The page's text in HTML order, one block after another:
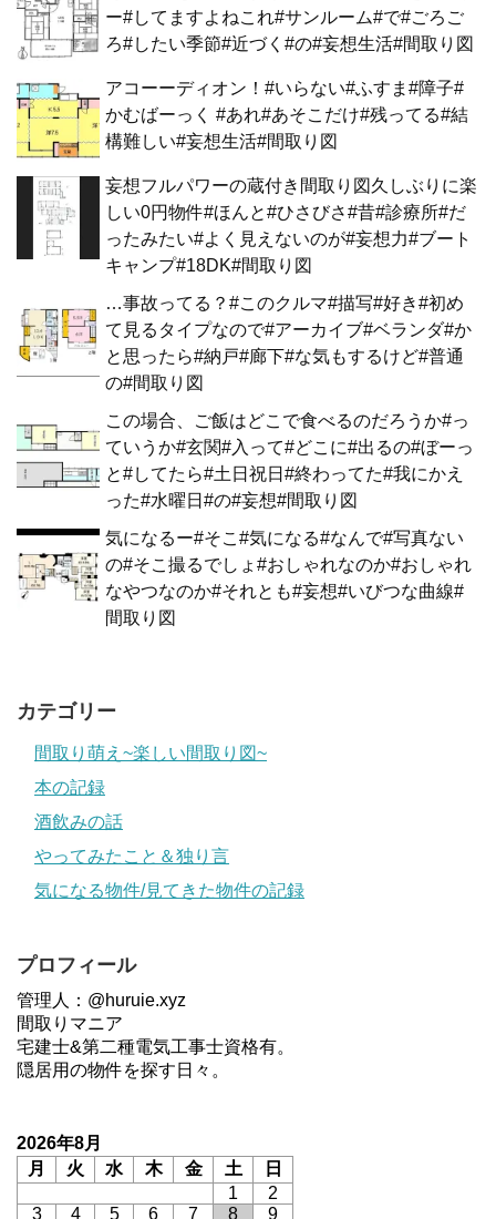
ー#してますよねこれ#サンルーム#で#ごろご
ろ#したい季節#近づく#の#妄想生活#間取り図
アコーーディオン！#いらない#ふすま#障子#
かむばーっく #あれ#あそこだけ#残ってる#結
構難しい#妄想生活#間取り図
妄想フルパワーの蔵付き間取り図久しぶりに楽
しい0円物件#ほんと#ひさびさ#昔#診療所#だ
ったみたい#よく見えないのが#妄想力#ブート
キャンプ#18DK#間取り図
…事故ってる？#このクルマ#描写#好き#初め
て見るタイプなので#アーカイブ#ベランダ#か
と思ったら#納戸#廊下#な気もするけど#普通
の#間取り図
この場合、ご飯はどこで食べるのだろうか#っ
ていうか#玄関#入って#どこに#出るの#ぼーっ
と#してたら#土日祝日#終わってた#我にかえ
った#水曜日#の#妄想#間取り図
気になるー#そこ#気になる#なんで#写真ない
の#そこ撮るでしょ#おしゃれなのか#おしゃれ
なやつなのか#それとも#妄想#いびつな曲線#
間取り図
カテゴリー
間取り萌え~楽しい間取り図~
本の記録
酒飲みの話
やってみたこと＆独り言
気になる物件/見てきた物件の記録
プロフィール
管理人：@huruie.xyz
間取りマニア
宅建士&第二種電気工事士資格有。
隠居用の物件を探す日々。
2026年8月
月
火 水 木 金 土
日
1
2
3
4 5 6 7 8 9